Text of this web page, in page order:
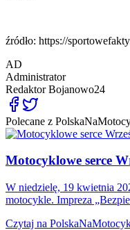
źródło: https://
AD
Administrator
RedaktorBojanowo24
Polecane z
Motocyklowe serce
W niedzielę, 19 kwietnia
motocykle. Impreza
Czytaj na